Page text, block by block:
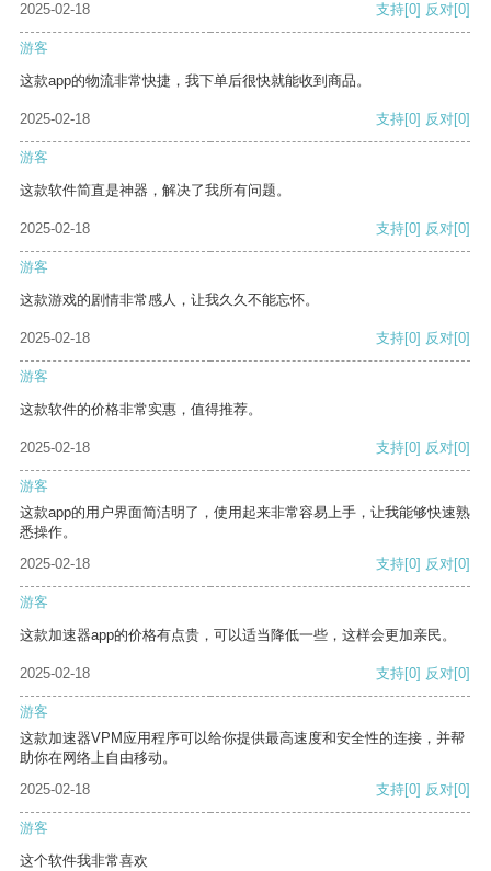
2025-02-18 支持[0] 反对[0]
游客
这款app的物流非常快捷，我下单后很快就能收到商品。
2025-02-18 支持[0] 反对[0]
游客
这款软件简直是神器，解决了我所有问题。
2025-02-18 支持[0] 反对[0]
游客
这款游戏的剧情非常感人，让我久久不能忘怀。
2025-02-18 支持[0] 反对[0]
游客
这款软件的价格非常实惠，值得推荐。
2025-02-18 支持[0] 反对[0]
游客
这款app的用户界面简洁明了，使用起来非常容易上手，让我能够快速熟
悉操作。
2025-02-18
支持[0] 反对[0]
游客
这款加速器app的价格有点贵，可以适当降低一些，这样会更加亲民。
2025-02-18 支持[0] 反对[0]
游客
这款加速器VPM应用程序可以给你提供最高速度和安全性的连接，并帮
助你在网络上自由移动。
2025-02-18
支持[0] 反对[0]
游客
这个软件我非常喜欢